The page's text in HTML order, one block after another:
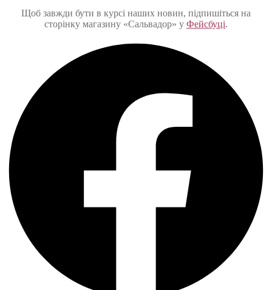
Щоб завжди бути в курсі наших новин, підпишіться на
сторінку магазину «Сальвадор» у Фейсбуці.